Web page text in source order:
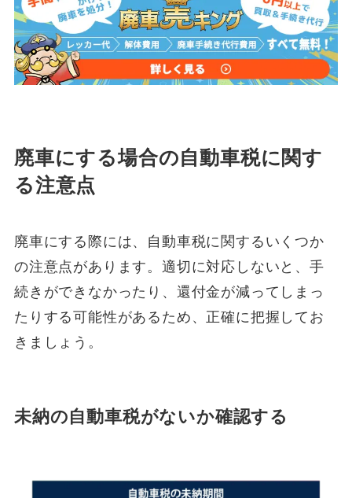
廃車にする場合の自動車税に関す
る注意点
廃車にする際には、自動車税に関するいくつか
の注意点があります。適切に対応しないと、手
続きができなかったり、還付金が減ってしまっ
たりする可能性があるため、正確に把握してお
きましょう。
未納の自動車税がないか確認する